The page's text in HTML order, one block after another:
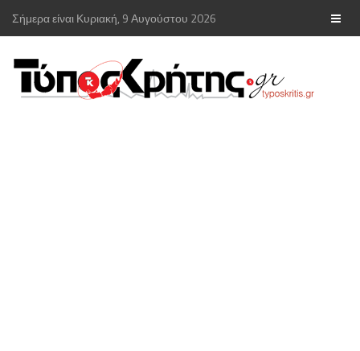
Σήμερα είναι Κυριακή, 9 Αυγούστου 2026